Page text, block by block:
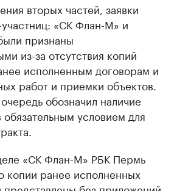
вторых частей, заявки
«СК Флан-М» и
признаны
из-за отсутствия копий
исполненным договорам и
работ и приемки объектов.
обозначил наличие
условием для
«СК Флан-М» РБК Пермь
копии ранее исполненных